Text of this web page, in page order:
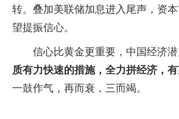
转。叠加美联储加息进入尾声，资
望提振信心。
信心比黄金更重要，中国经济潜
质有力快速的措施，全力拼经济，有
一鼓作气，再而衰，三而竭。